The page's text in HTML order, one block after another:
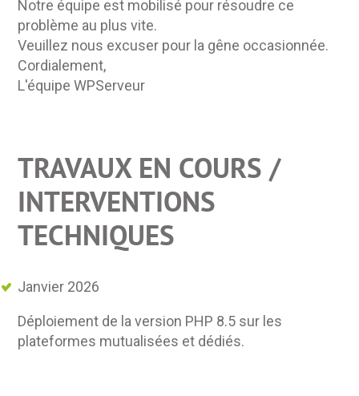
Notre équipe est mobilisé pour résoudre ce
problème au plus vite.
Veuillez nous excuser pour la gêne occasionnée.
Cordialement,
L'équipe WPServeur
TRAVAUX EN COURS /
INTERVENTIONS
TECHNIQUES
Janvier 2026
Déploiement de la version PHP 8.5 sur les
plateformes mutualisées et dédiés.